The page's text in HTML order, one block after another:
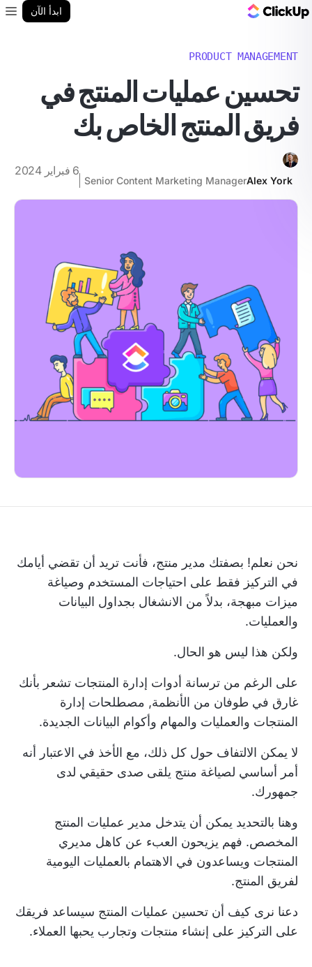
ابدأ الآن
PRODUCT MANAGEMENT
تحسين عمليات المنتج في
فريق المنتج الخاص بك
Alex York
Senior Content Marketing Manager
6 فبراير 2024
نحن نعلم! بصفتك مدير منتج، فأنت تريد أن تقضي أيامك
في التركيز فقط على احتياجات المستخدم وصياغة
ميزات مبهجة، بدلاً من الانشغال بجداول البيانات
والعمليات.
ولكن هذا ليس هو الحال.
على الرغم من ترسانة أدوات إدارة المنتجات تشعر بأنك
غارق في طوفان من الأنظمة, مصطلحات إدارة
المنتجات والعمليات والمهام وأكوام البيانات الجديدة.
لا يمكن الالتفاف حول كل ذلك، مع الأخذ في الاعتبار أنه
أمر أساسي لصياغة منتج يلقى صدى حقيقي لدى
جمهورك.
وهنا بالتحديد يمكن أن يتدخل مدير عمليات المنتج
المخصص. فهم يزيحون العبء عن كاهل مديري
المنتجات ويساعدون في الاهتمام بالعمليات اليومية
لفريق المنتج.
دعنا نرى كيف أن تحسين عمليات المنتج سيساعد فريقك
على التركيز على إنشاء منتجات وتجارب يحبها العملاء.